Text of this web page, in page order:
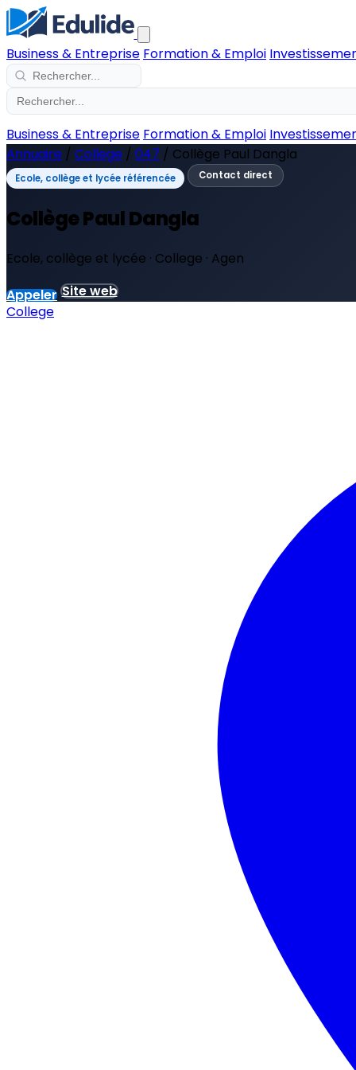
Business & Entreprise Formation & Emploi
Business & Entreprise Formation & Emploi
Annuaire / College / 047 / Collège Paul Dangla
Ecole, collège et lycée référencée Contact direct
Collège Paul Dangla
Ecole, collège et lycée · College · Agen
Appeler Site web
College